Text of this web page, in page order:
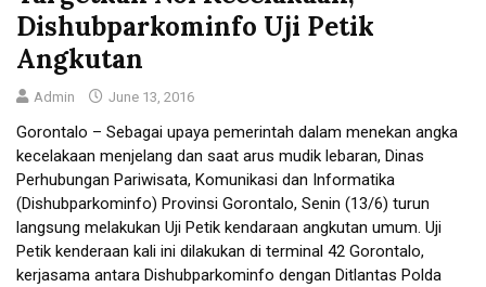
Dishubparkominfo Uji Petik
Angkutan
Admin June 13, 2016
Gorontalo – Sebagai upaya pemerintah dalam menekan angka
kecelakaan menjelang dan saat arus mudik lebaran, Dinas
Perhubungan Pariwisata, Komunikasi dan Informatika
(Dishubparkominfo) Provinsi Gorontalo, Senin (13/6) turun
langsung melakukan Uji Petik kendaraan angkutan umum. Uji
Petik kenderaan kali ini dilakukan di terminal 42 Gorontalo,
kerjasama antara Dishubparkominfo dengan Ditlantas Polda